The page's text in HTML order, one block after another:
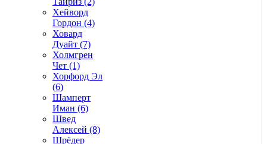
Хейворд
Гордон (4)
Ховард
Дуайт (7)
Холмгрен
Чет (1)
Хорфорд Эл
(6)
Шамперт
Иман (6)
Швед
Алексей (8)
Шрёдер